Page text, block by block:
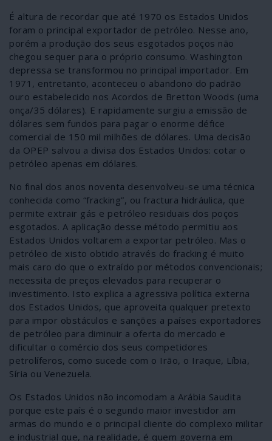
É altura de recordar que até 1970 os Estados Unidos
foram o principal exportador de petróleo. Nesse ano,
porém a produção dos seus esgotados poços não
chegou sequer para o próprio consumo. Washington
depressa se transformou no principal importador. Em
1971, entretanto, aconteceu o abandono do padrão
ouro estabelecido nos Acordos de Bretton Woods (uma
onça/35 dólares). E rapidamente surgiu a emissão de
dólares sem fundos para pagar o enorme défice
comercial de 150 mil milhões de dólares. Uma decisão
da OPEP salvou a divisa dos Estados Unidos: cotar o
petróleo apenas em dólares.
No final dos anos noventa desenvolveu-se uma técnica
conhecida como “fracking”, ou fractura hidráulica, que
permite extrair gás e petróleo residuais dos poços
esgotados. A aplicação desse método permitiu aos
Estados Unidos voltarem a exportar petróleo. Mas o
petróleo de xisto obtido através do fracking é muito
mais caro do que o extraído por métodos convencionais;
necessita de preços elevados para recuperar o
investimento. Isto explica a agressiva política externa
dos Estados Unidos, que aproveita qualquer pretexto
para impor obstáculos e sanções a países exportadores
de petróleo para diminuir a oferta do mercado e
dificultar o comércio dos seus competidores
petrolíferos, como sucede com o Irão, o Iraque, Líbia,
Síria ou Venezuela.
Os Estados Unidos não incomodam a Arábia Saudita
porque este país é o segundo maior investidor am
armas do mundo e o principal cliente do complexo militar
e industrial que, na realidade, é quem governa em